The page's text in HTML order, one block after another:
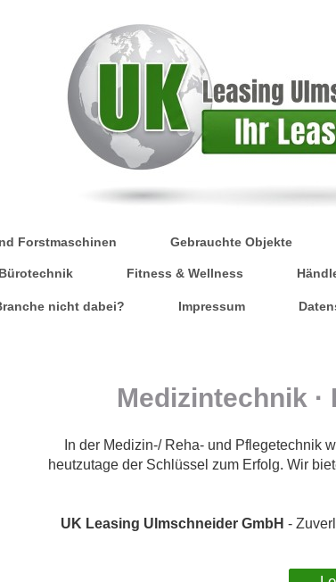
Forstmaschinen Gebrauchte Objekte
Fitness & Wellness
nicht dabei? Impressum
Medizintechnik
In der Medizin-/ Reha- und Pflegetechnik
heutzutage der Schlüssel zum Erfolg. Wir
UK Leasing Ulmschneider GmbH -